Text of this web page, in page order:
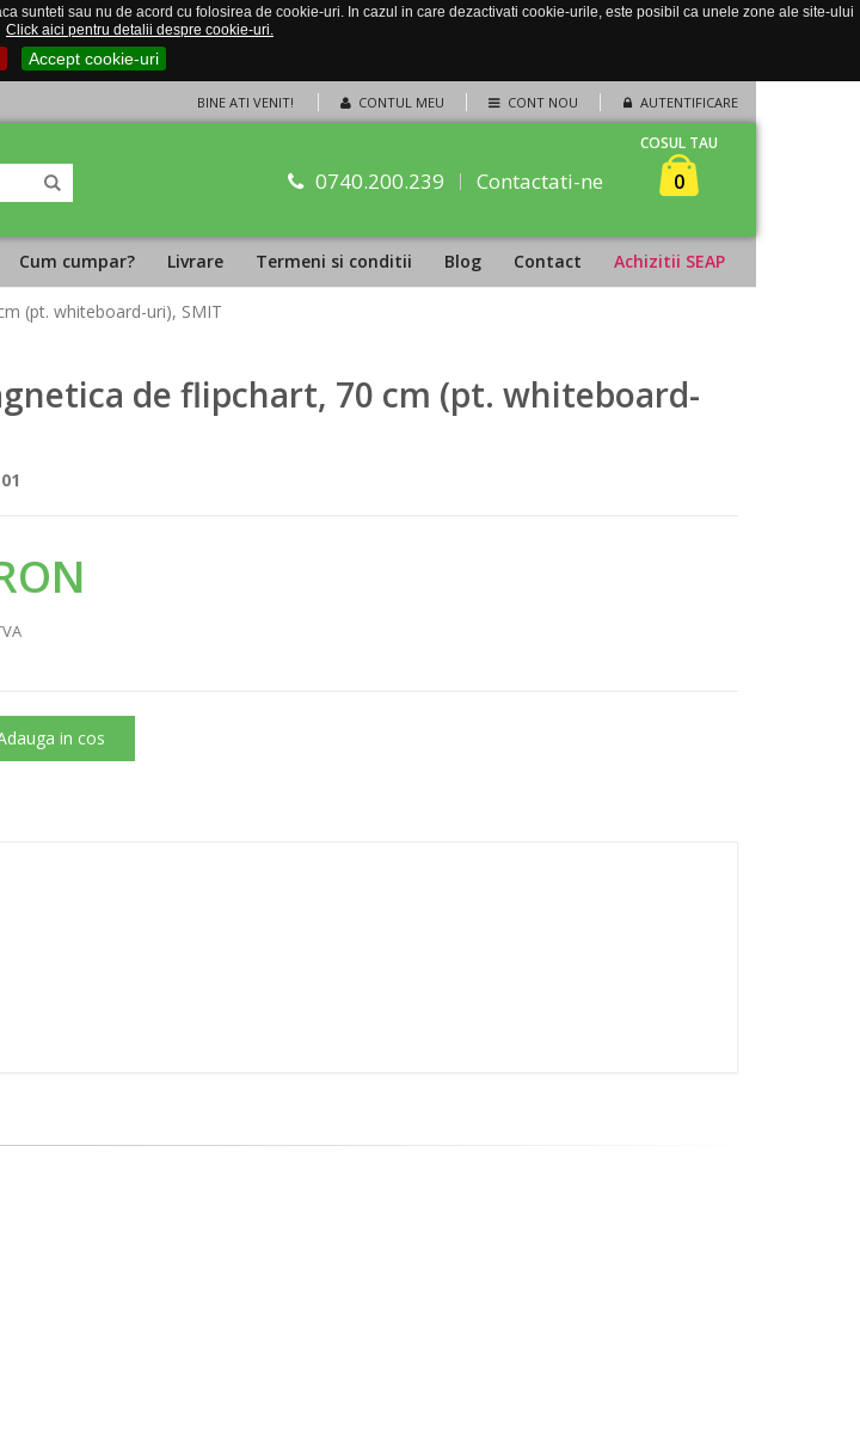
sunteti sau nu de acord cu folosirea de cookie-uri. In cazul in care dezactivati cookie-urile, este posibil ca unele zone ale site-ului
Click aici pentru detalii despre cookie-uri.
Accept cookie-uri
CONTUL MEU CONT NOU AUTENTIFICARE
BINE ATI VENIT!
0740.200.239 Contactati-ne
COSUL TAU
0
Cum cumpar? Livrare Termeni si conditii Blog Contact Achizitii SEAP
(pt. whiteboard-uri), SMIT
de flipchart, 70 cm (pt. whiteboard-
in cos